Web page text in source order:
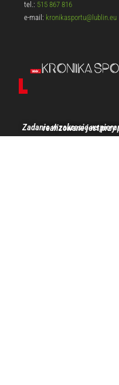
tel.: 515 867 816
e-mail: kronikasportu@lublin.eu
Zadanie w zakresie wspierania i